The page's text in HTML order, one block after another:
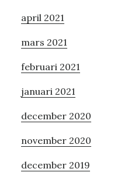
april 2021
mars 2021
februari 2021
januari 2021
december 2020
november 2020
december 2019